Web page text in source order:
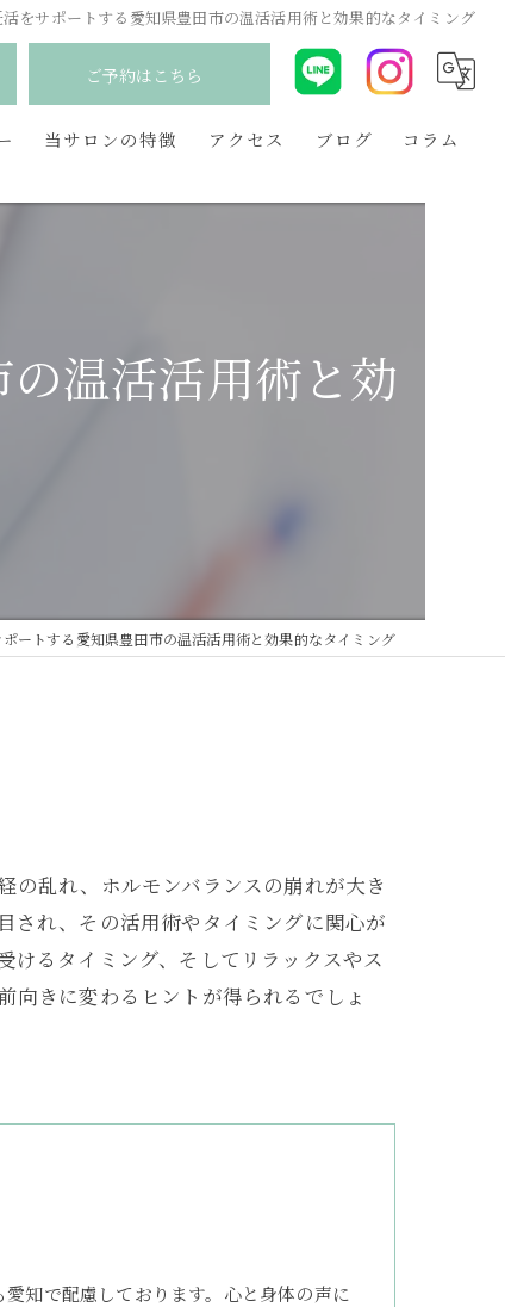
をサポートする愛知県豊田市の温活活用術と効果的なタイミング
ご予約はこちら
当サロンの特徴
更年期
アクセス ブログ コラム
温活活用術と効
ートする愛知県豊田市の温活活用術と効果的なタイミング
の乱れ、ホルモンバランスの崩れが大き
され、その活用術やタイミングに関心が
けるタイミング、そしてリラックスやス
向きに変わるヒントが得られるでしょ
知で配慮しております。心と身体の声に